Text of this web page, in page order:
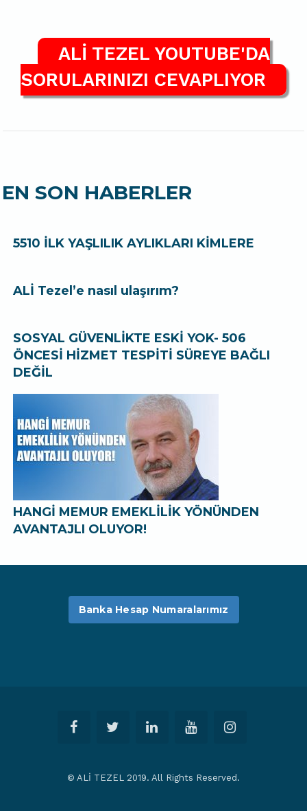
ALİ TEZEL YOUTUBE'DA
SORULARINIZI CEVAPLIYOR
EN SON HABERLER
5510 İLK YAŞLILIK AYLIKLARI KİMLERE
ALİ Tezel’e nasıl ulaşırım?
SOSYAL GÜVENLİKTE ESKİ YOK- 506
ÖNCESİ HİZMET TESPİTİ SÜREYE BAĞLI
DEĞİL
HANGİ MEMUR EMEKLİLİK YÖNÜNDEN
AVANTAJLI OLUYOR!
Banka Hesap Numaralarımız
© ALİ TEZEL 2019. All Rights Reserved.